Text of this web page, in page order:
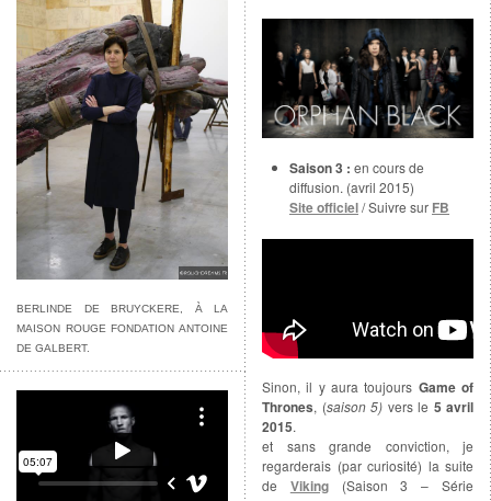
Saison 3 : en cours de
diffusion. (avril 2015)
Site officiel/ Suivre sur FB
Sinon, il y aura toujours Game of
Thrones, (saison 5) vers le 5 avril
2015.
et sans grande conviction, je
regarderais (par curiosité) la suite
de Viking
(Saison 3 – Série
BERLINDE DE BRUYCKERE, À LA
MAISON ROUGE FONDATION ANTOINE
DE GALBERT.
Vimeo.